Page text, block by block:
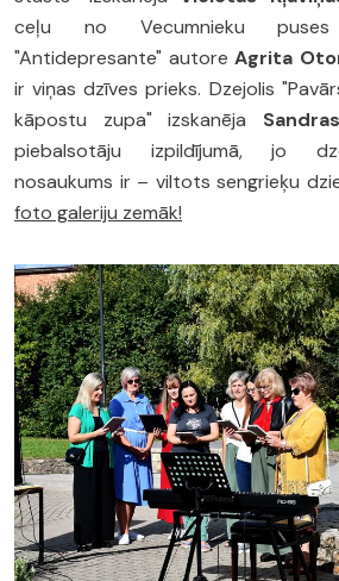
ceļu no Vecumnieku
"Antidepresante" autore Agrita
ir viņas dzīves prieks. Dzejolis
kāpostu zupa" izskanēja
piebalsotāju izpildījumā, jo
nosaukums ir – viltots sengrieķu
foto galeriju zemāk!